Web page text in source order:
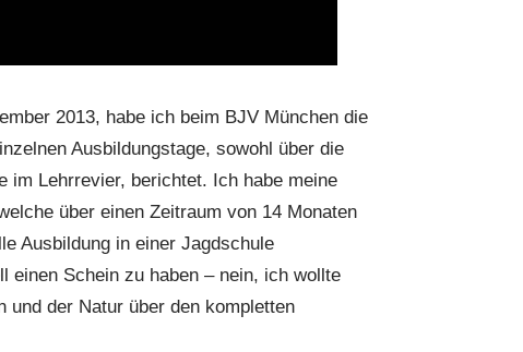
2013, habe ich beim BJV München die
Ausbildungstage, sowohl über die
im Lehrrevier, berichtet. Ich habe meine
über einen Zeitraum von 14 Monaten
Ausbildung in einer Jagdschule
einen Schein zu haben – nein, ich wollte
und der Natur über den kompletten